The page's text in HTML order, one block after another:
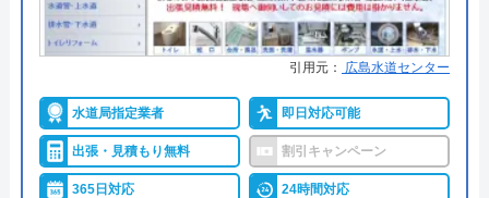
創業・設立 2006年
香川県丸亀市田村町1622-1
対応エリア 中国・四国・九州地方
各市の水道局指定工事店として登録されている業者
業者に依頼したいという方はぜひ依頼をご検討くだ
さい。
引用元： 広島水道センター
水道局指定業者 即日対応可能
出張・見積もり無料 割引キャンペーン
365日対応 24時間対応